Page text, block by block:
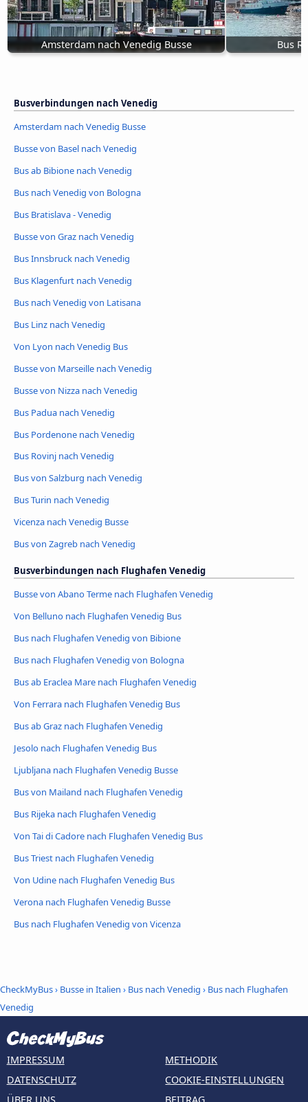
Amsterdam nach Venedig Busse Bus
Busverbindungen nach Venedig
Amsterdam nach Venedig Busse
Busse von Basel nach Venedig
Bus ab Bibione nach Venedig
Bus nach Venedig von Bologna
Bus Bratislava - Venedig
Busse von Graz nach Venedig
Bus Innsbruck nach Venedig
Bus Klagenfurt nach Venedig
Bus nach Venedig von Latisana
Bus Linz nach Venedig
Von Lyon nach Venedig Bus
Busse von Marseille nach Venedig
Busse von Nizza nach Venedig
Bus Padua nach Venedig
Bus Pordenone nach Venedig
Bus Rovinj nach Venedig
Bus von Salzburg nach Venedig
Bus Turin nach Venedig
Vicenza nach Venedig Busse
Bus von Zagreb nach Venedig
Busverbindungen nach Flughafen Venedig
Busse von Abano Terme nach Flughafen Venedig
Von Belluno nach Flughafen Venedig Bus
Bus nach Flughafen Venedig von Bibione
Bus nach Flughafen Venedig von Bologna
Bus ab Eraclea Mare nach Flughafen Venedig
Von Ferrara nach Flughafen Venedig Bus
Bus ab Graz nach Flughafen Venedig
Jesolo nach Flughafen Venedig Bus
Ljubljana nach Flughafen Venedig Busse
Bus von Mailand nach Flughafen Venedig
Bus Rijeka nach Flughafen Venedig
Von Tai di Cadore nach Flughafen Venedig Bus
Bus Triest nach Flughafen Venedig
Von Udine nach Flughafen Venedig Bus
Verona nach Flughafen Venedig Busse
Bus nach Flughafen Venedig von Vicenza
CheckMyBus› Busse in Italien › Bus nach Venedig › Bus nach Flughafen
Venedig
IMPRESSUM
DATENSCHUTZ
METHODIK
COOKIE-EINSTELLUNGEN